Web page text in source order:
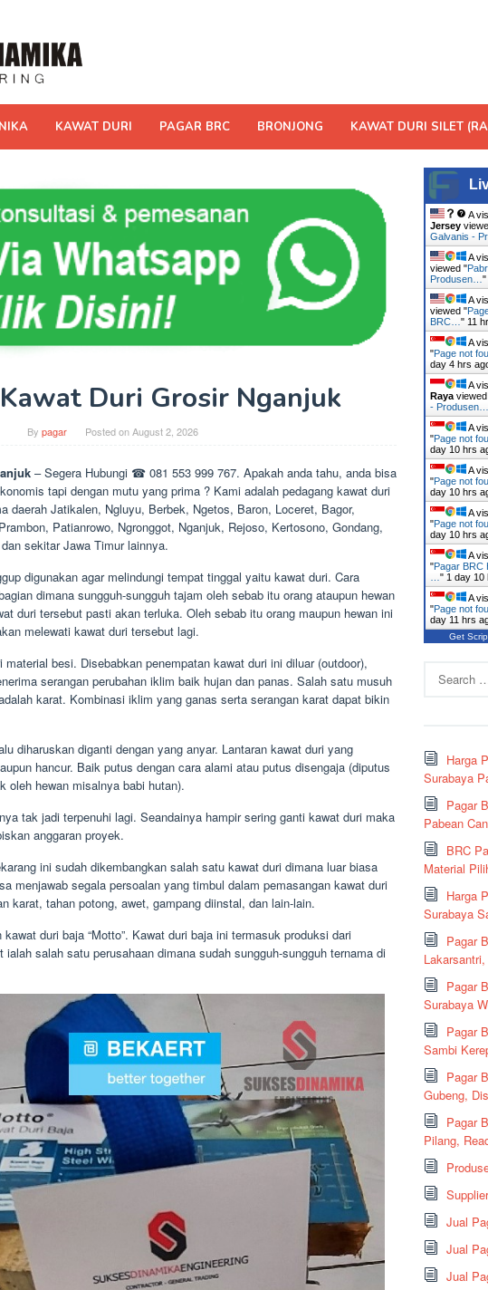
KAWAT DURI PAGAR BRC BRONJONG KAWAT DURI SILET
Duri Grosir Nganjuk
Bypagar Posted onAugust 2, 2026
– Segera Hubungi ☎ 081 553 999 767. Apakah anda tahu, anda bisa
tapi dengan mutu yang prima ? Kami adalah pedagang kawat duri
daerah Jatikalen, Ngluyu, Berbek, Ngetos, Baron, Loceret, Bagor,
Patianrowo, Ngronggot, Nganjuk, Rejoso, Kertosono, Gondang,
sekitar Jawa Timur lainnya.
digunakan agar melindungi tempat tinggal yaitu kawat duri. Cara
dimana sungguh-sungguh tajam oleh sebab itu orang ataupun hewan
duri tersebut pasti akan terluka. Oleh sebab itu orang maupun hewan ini
melewati kawat duri tersebut lagi.
besi. Disebabkan penempatan kawat duri ini diluar (outdoor),
serangan perubahan iklim baik hujan dan panas. Salah satu musuh
karat. Kombinasi iklim yang ganas serta serangan karat dapat bikin
diharuskan diganti dengan yang anyar. Lantaran kawat duri yang
hancur. Baik putus dengan cara alami atau putus disengaja (diputus
oleh hewan misalnya babi hutan).
tak jadi terpenuhi lagi. Seandainya hampir sering ganti kawat duri maka
anggaran proyek.
ini sudah dikembangkan salah satu kawat duri dimana luar biasa
menjawab segala persoalan yang timbul dalam pemasangan kawat duri
karat, tahan potong, awet, gampang diinstal, dan lain-lain.
duri baja “Motto”. Kawat duri baja ini termasuk produksi dari
salah satu perusahaan dimana sudah sungguh-sungguh ternama di
A
Jersey
Galvanis -
A
viewed "
Produsen…
A
viewed "
BRC…" 11
A
"Page not
day 4 hrs
A
Raya
-
A
"Page not
day 10 hrs
A
"Page not
day 10 hrs
A
"Page not
day 10 hrs
A
"Pagar BRC
…" 1 day 10
A
"Page not
day 11 hrs
Get
for:
Harga
Surabaya
Pagar
Pabean
BRC
Material
Harga
Surabaya
Pagar
Pagar
Surabaya
Pagar
Sambi
Pagar
Gubeng,
Pagar
Pilang,
Jual
Jual
Jual